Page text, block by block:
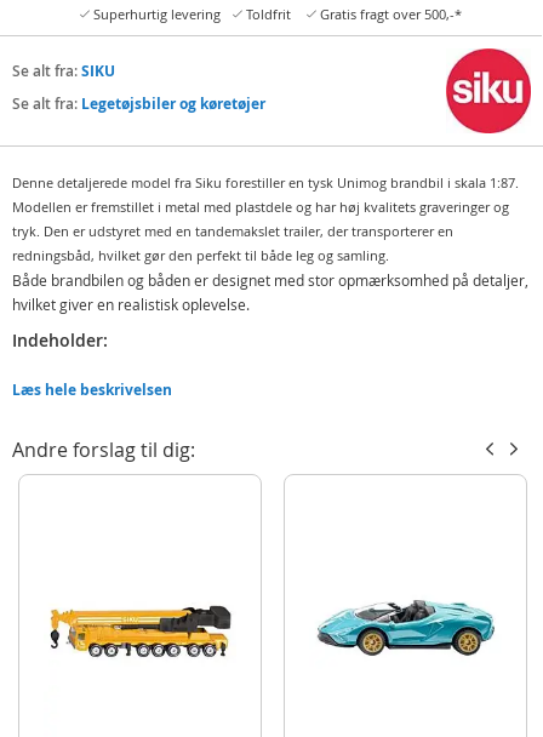
Superhurtig levering
Toldfrit Gratis fragt over 500,-*
Se alt fra:SIKU
Se alt fra: Legetøjsbiler og køretøjer
Denne detaljerede model fra Siku forestiller en tysk Unimog brandbil i skala 1:87.
Modellen er fremstillet i metal med plastdele og har høj kvalitets graveringer og
tryk. Den er udstyret med en tandemakslet trailer, der transporterer en
redningsbåd, hvilket gør den perfekt til både leg og samling.
Både brandbilen og båden er designet med stor opmærksomhed på detaljer,
hvilket giver en realistisk oplevelse.
Indeholder:
Detaljer:
Mål: 167 x 29 x 42 mm
Mærke
Læs hele beskrivelsen
Andre forslag til dig: